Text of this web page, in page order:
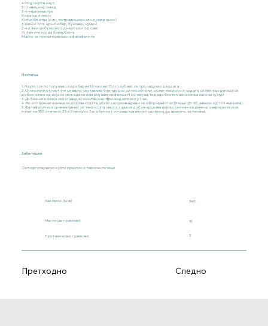
400 g сиров наут
2 главици кромид
3-4 чешниња лук
Кора од лимон
Китка блитва (или, потрадиционално, магдонос)
Зачини: сол, црн бибер, буковец, кумин
2-4 лажици брашно од наут или од овес
½ лажичка сода бикарбона
Масло за премачкување на фалафелите
Постапка
1. Наутот се потопува во вода барем 10 часови. Потоа убаво се процедува од водата.
2. Откиснатиот наут (не се вари) се става во блендер со сите состојки, освен маслото и содата, се меле додека да се
добие смеса од која ќе може да се оформуваат ќофтиња. Не очекувајте да добиете мазна смеса како за хумус!
3. Добиената смеса се остава да се излади во фрижидер околу 1 час.
4. Во изладената смеса се додава содата, убаво се промешува и се оформуваат ќофтиња (25-30, зависи од големината).
5. Фалафелите се премачкуваат со тенок слој масло за да се добие крцкава кора, слична на пржената варијанта и се
печат на 180 степени, 35-40 минути. Јас обично ги превртувам на половина од времето за печење.
Забелешка
Се подготвува во мултипрактик и тавче за печење
Калории (kcal) 340
Масти (во грамови) 16
Протеини (во грамови) 3
Следно
Претходно